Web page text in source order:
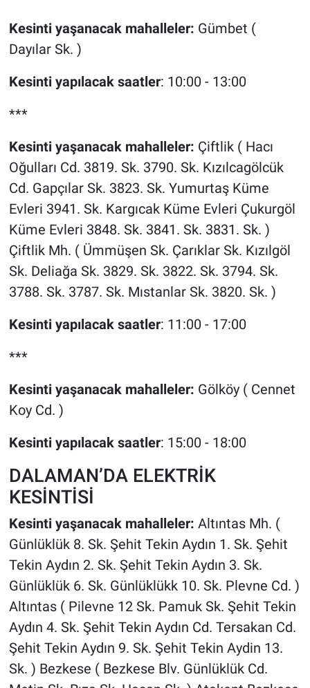
Kesinti yaşanacak mahalleler: Gümbet (
Dayılar Sk. )
Kesinti yapılacak saatler: 10:00 - 13:00
***
Kesinti yaşanacak mahalleler: Çiftlik ( Hacı
Oğulları Cd. 3819. Sk. 3790. Sk. Kızılcagölcük
Cd. Gapçılar Sk. 3823. Sk. Yumurtaş Küme
Evleri 3941. Sk. Kargıcak Küme Evleri Çukurgöl
Küme Evleri 3848. Sk. 3841. Sk. 3831. Sk. )
Çiftlik Mh. ( Ümmüşen Sk. Çarıklar Sk. Kızılgöl
Sk. Deliağa Sk. 3829. Sk. 3822. Sk. 3794. Sk.
3788. Sk. 3787. Sk. Mıstanlar Sk. 3820. Sk. )
Kesinti yapılacak saatler: 11:00 - 17:00
***
Kesinti yaşanacak mahalleler: Gölköy ( Cennet
Koy Cd. )
Kesinti yapılacak saatler: 15:00 - 18:00
DALAMAN’DA ELEKTRİK
KESİNTİSİ
Kesinti yaşanacak mahalleler: Altıntas Mh. (
Günlüklük 8. Sk. Şehit Tekin Aydın 1. Sk. Şehit
Tekin Aydın 2. Sk. Şehit Tekin Aydın 3. Sk.
Günlüklük 6. Sk. Günlüklükk 10. Sk. Plevne Cd. )
Altıntas ( Pilevne 12 Sk. Pamuk Sk. Şehit Tekin
Aydın 4. Sk. Şehit Tekin Aydın Cd. Tersakan Cd.
Şehit Tekin Aydın 9. Sk. Şehit Tekin Aydin 13.
Sk. ) Bezkese ( Bezkese Blv. Günlüklük Cd.